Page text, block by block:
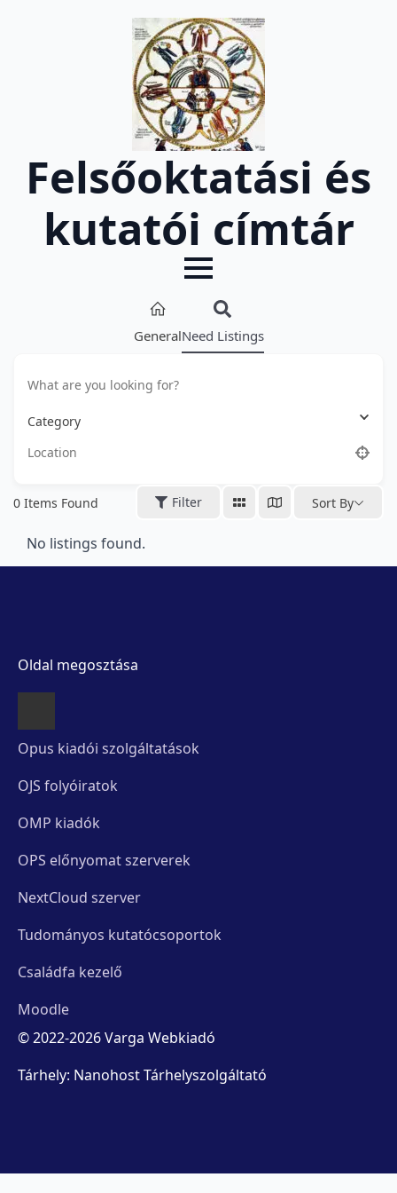
Felsőoktatási és
kutatói címtár
GeneralNeed Listings
Category
0 Items Found Filter Sort By
No listings found.
Oldal megosztása
Opus kiadói szolgáltatások
OJS folyóiratok
OMP kiadók
OPS előnyomat szerverek
NextCloud szerver
Tudományos kutatócsoportok
Családfa kezelő
Moodle
© 2022-2026 Varga Webkiadó
Tárhely: Nanohost Tárhelyszolgáltató